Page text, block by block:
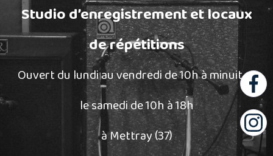
Studio d’enregistrement et locaux
de répétitions
Ouvert du lundi au vendredi de 10h à minuit et
le samedi de 10h à 18h
à Mettray (37)